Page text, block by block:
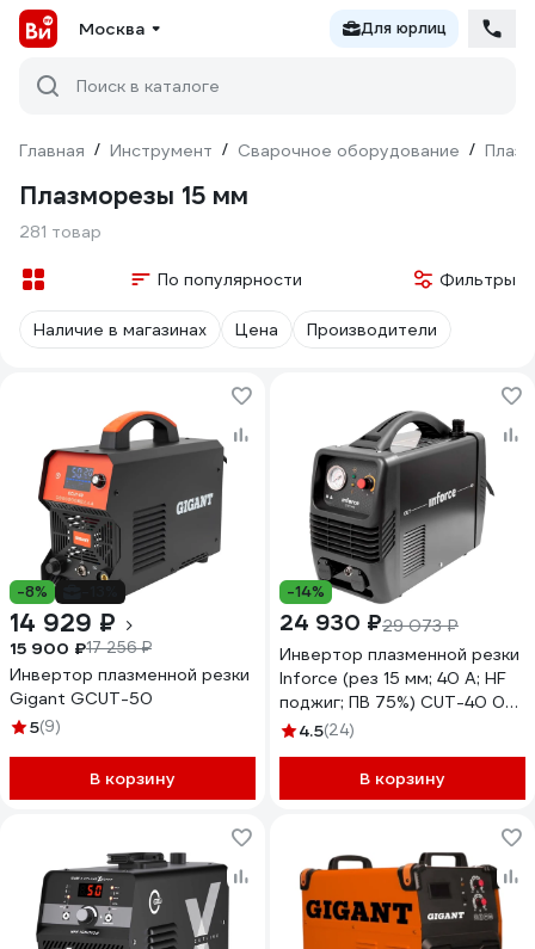
Москва Для юрлиц
Поиск в каталоге
Главная / Инструмент / Сварочное оборудование /
Плазморезы 15 мм
281 товар
По популярности Фильтры
Наличие в магазинах Цена Производители
-8%
14 929 ₽
15 900 ₽17 256 ₽
Инвертор плазменной резки
Gigant GCUT-50
5(9)
В корзину
-14%
24 930 ₽29 073 ₽
Инвертор плазменной резки
Inforce (рез 15 мм; 40 А; HF
поджиг; ПВ 75%) CUT-40 04-
08-05
4.5(24)
В корзину